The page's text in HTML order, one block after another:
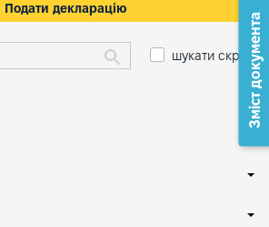
Подати декларацію
шукати скрізьЗміст документа